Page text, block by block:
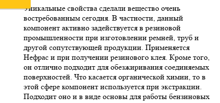
Уникальные свойства сделали вещество очень
востребованным сегодня. В частности, данный
компонент активно задействуется в резиновой
промышленности при изготовлении ремней, труб и
другой сопутствующей продукции. Применяется
Нефрас и при получении резинового клея. Кроме того,
он отлично подходит для обезжиривания соединяемых
поверхностей. Что касается органической химии, то в
этой сфере компонент используется при экстракции.
Подходит оно и в виде основы для работы бензиновых